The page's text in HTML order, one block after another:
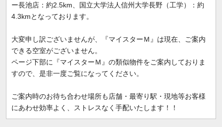
ー長池店：約2.5km、国立大学法人信州大学長野（工学）：約
4.3kmとなっております。
大変申し訳ございませんが、『マイスターＭ』は現在、ご案内
できる空室がございません。
ページ下部に『マイスターＭ』の類似物件をご案内しておりま
すので、是非一度ご覧になってください。
ご案内時のお待ち合わせ場所も店舗・最寄り駅・現地等お客様
にあわせ効率よく、ストレスなく手配いたします！！